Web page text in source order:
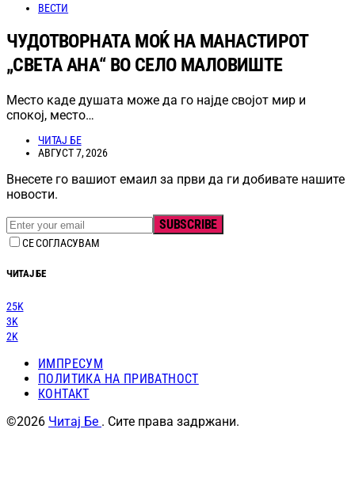
ВЕСТИ
ЧУДОТВОРНАТА МОЌ НА МАНАСТИРОТ
„СВЕТА АНА“ ВО СЕЛО МАЛОВИШТЕ
Место каде душата може да го најде својот мир и
спокој, место…
ЧИТАЈ БЕ
АВГУСТ 7, 2026
Внесете го вашиот емаил за први да ги добивате нашите
новости.
SUBSCRIBE
СЕ СОГЛАСУВАМ
ЧИТАЈ БЕ
25K
3K
2K
ИМПРЕСУМ
ПОЛИТИКА НА ПРИВАТНОСТ
КОНТАКТ
©2026 Читај Бе . Сите права задржани.